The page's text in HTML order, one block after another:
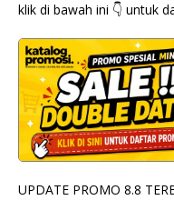
klik di bawah ini 👇 untuk
UPDATE PROMO 8.8